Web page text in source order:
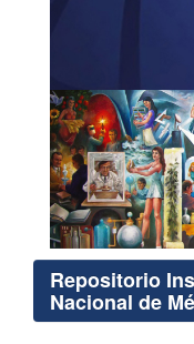
Repositorio
Nacional de